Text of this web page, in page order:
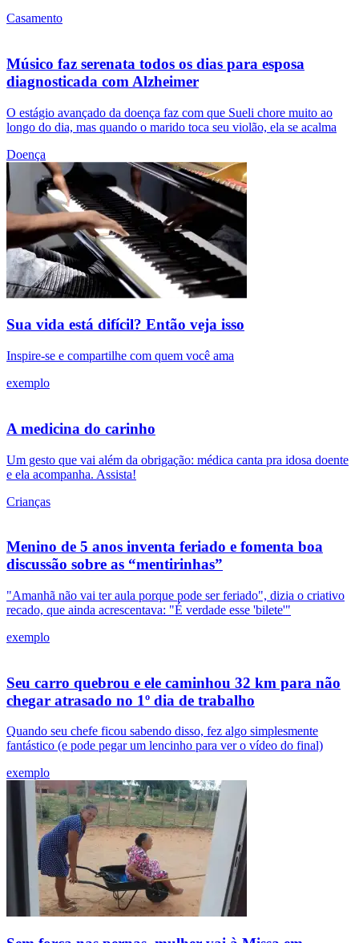
Casamento
Músico faz serenata todos os dias para esposa
diagnosticada com Alzheimer
O estágio avançado da doença faz com que Sueli chore muito ao
longo do dia, mas quando o marido toca seu violão, ela se acalma
Doença
Sua vida está difícil? Então veja isso
Inspire-se e compartilhe com quem você ama
exemplo
A medicina do carinho
Um gesto que vai além da obrigação: médica canta pra idosa doente
e ela acompanha. Assista!
Crianças
Menino de 5 anos inventa feriado e fomenta boa
discussão sobre as “mentirinhas”
"Amanhã não vai ter aula porque pode ser feriado", dizia o criativo
recado, que ainda acrescentava: "É verdade esse 'bilete'"
exemplo
Seu carro quebrou e ele caminhou 32 km para não
chegar atrasado no 1º dia de trabalho
Quando seu chefe ficou sabendo disso, fez algo simplesmente
fantástico (e pode pegar um lencinho para ver o vídeo do final)
exemplo